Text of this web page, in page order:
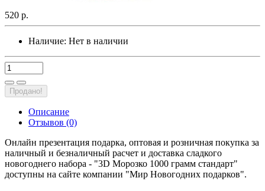
520 р.
Наличие: Нет в наличии
Продано!
Описание
Отзывов (0)
Онлайн презентация подарка, оптовая и розничная покупка за
наличный и безналичный расчет и доставка сладкого
новогоднего набора - "3D Морозко 1000 грамм стандарт"
доступны на сайте компании "Мир Новогодних подарков".